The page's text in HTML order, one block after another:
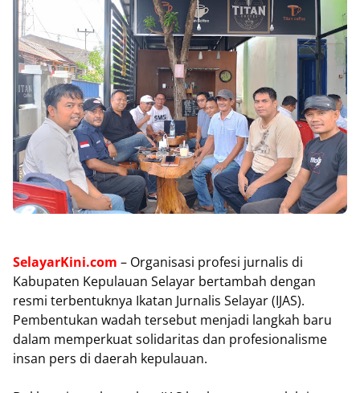
SelayarKini.com – Organisasi profesi jurnalis di
Kabupaten Kepulauan Selayar bertambah dengan
resmi terbentuknya Ikatan Jurnalis Selayar (IJAS).
Pembentukan wadah tersebut menjadi langkah baru
dalam memperkuat solidaritas dan profesionalisme
insan pers di daerah kepulauan.